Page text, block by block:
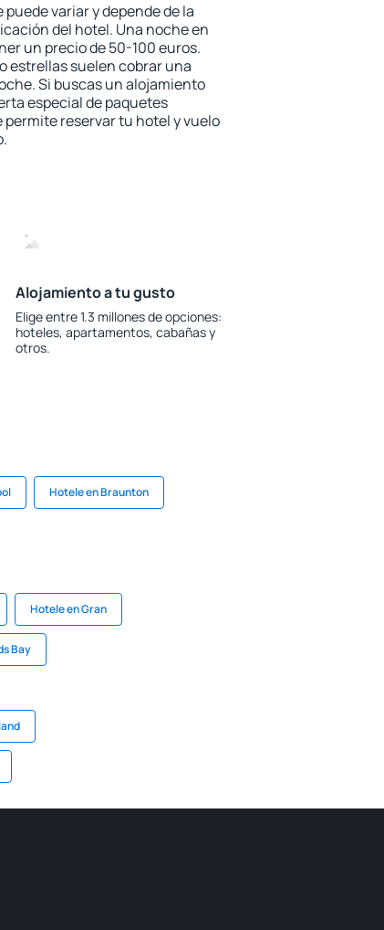
variar y depende de la
del hotel. Una noche en
un precio de 50-100 euros.
estrellas suelen cobrar una
Si buscas un alojamiento
especial de paquetes
permite reservar tu hotel y vuelo
Alojamiento a tu gusto
Elige entre 1.3 millones de opciones:
hoteles, apartamentos, cabañas y
otros.
Hotele en Braunton
Hotele en Gran
Bay